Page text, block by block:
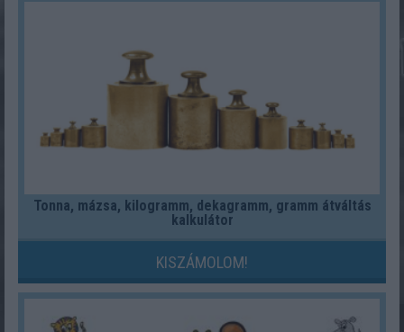
Tonna, mázsa, kilogramm, dekagramm, gramm átváltás
kalkulátor
KISZÁMOLOM!